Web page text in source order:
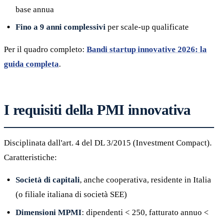
base annua
Fino a 9 anni complessivi per scale-up qualificate
Per il quadro completo: Bandi startup innovative 2026: la
guida completa.
I requisiti della PMI innovativa
Disciplinata dall'art. 4 del DL 3/2015 (Investment Compact).
Caratteristiche:
Società di capitali, anche cooperativa, residente in Italia
(o filiale italiana di società SEE)
Dimensioni MPMI: dipendenti < 250, fatturato annuo <